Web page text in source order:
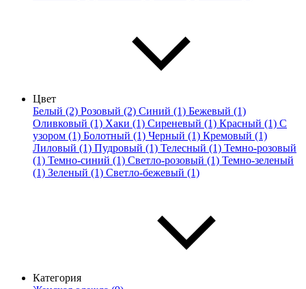
Цвет
Белый (2) Розовый (2) Синий (1) Бежевый (1)
Оливковый (1) Хаки (1) Сиреневый (1) Красный (1) С
узором (1) Болотный (1) Черный (1) Кремовый (1)
Лиловый (1) Пудровый (1) Телесный (1) Темно-розовый
(1) Темно-синий (1) Светло-розовый (1) Темно-зеленый
(1) Зеленый (1) Светло-бежевый (1)
Категория